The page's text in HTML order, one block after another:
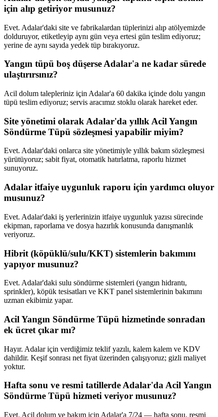
için alıp getiriyor musunuz?
Evet. Adalar'daki site ve fabrikalardan tüplerinizi alıp atölyemizde
dolduruyor, etiketleyip aynı gün veya ertesi gün teslim ediyoruz;
yerine de aynı sayıda yedek tüp bırakıyoruz.
Yangın tüpü boş düşerse Adalar'a ne kadar sürede
ulaştırırsınız?
Acil dolum talepleriniz için Adalar'a 60 dakika içinde dolu yangın
tüpü teslim ediyoruz; servis aracımız stoklu olarak hareket eder.
Site yönetimi olarak Adalar'da yıllık Acil Yangın
Söndürme Tüpü sözleşmesi yapabilir miyim?
Evet. Adalar'daki onlarca site yönetimiyle yıllık bakım sözleşmesi
yürütüyoruz; sabit fiyat, otomatik hatırlatma, raporlu hizmet
sunuyoruz.
Adalar itfaiye uygunluk raporu için yardımcı oluyor
musunuz?
Evet. Adalar'daki iş yerlerinizin itfaiye uygunluk yazısı sürecinde
ekipman, raporlama ve dosya hazırlık konusunda danışmanlık
veriyoruz.
Hibrit (köpüklü/sulu/KKT) sistemlerin bakımını
yapıyor musunuz?
Evet. Adalar'daki sulu söndürme sistemleri (yangın hidrantı,
sprinkler), köpük tesisatları ve KKT panel sistemlerinin bakımını
uzman ekibimiz yapar.
Acil Yangın Söndürme Tüpü hizmetinde sonradan
ek ücret çıkar mı?
Hayır. Adalar için verdiğimiz teklif yazılı, kalem kalem ve KDV
dahildir. Keşif sonrası net fiyat üzerinden çalışıyoruz; gizli maliyet
yoktur.
Hafta sonu ve resmi tatillerde Adalar'da Acil Yangın
Söndürme Tüpü hizmeti veriyor musunuz?
Evet. Acil dolum ve bakım için Adalar'a 7/24 — hafta sonu, resmi